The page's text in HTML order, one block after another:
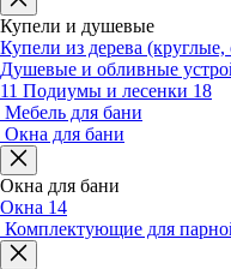
Купели и душевые
Купели из дерева
Душевые и обливные
11 Подиумы и лесенки 18
Мебель для бани
Окна для бани
Окна для бани
Окна 14
Комплектующие для